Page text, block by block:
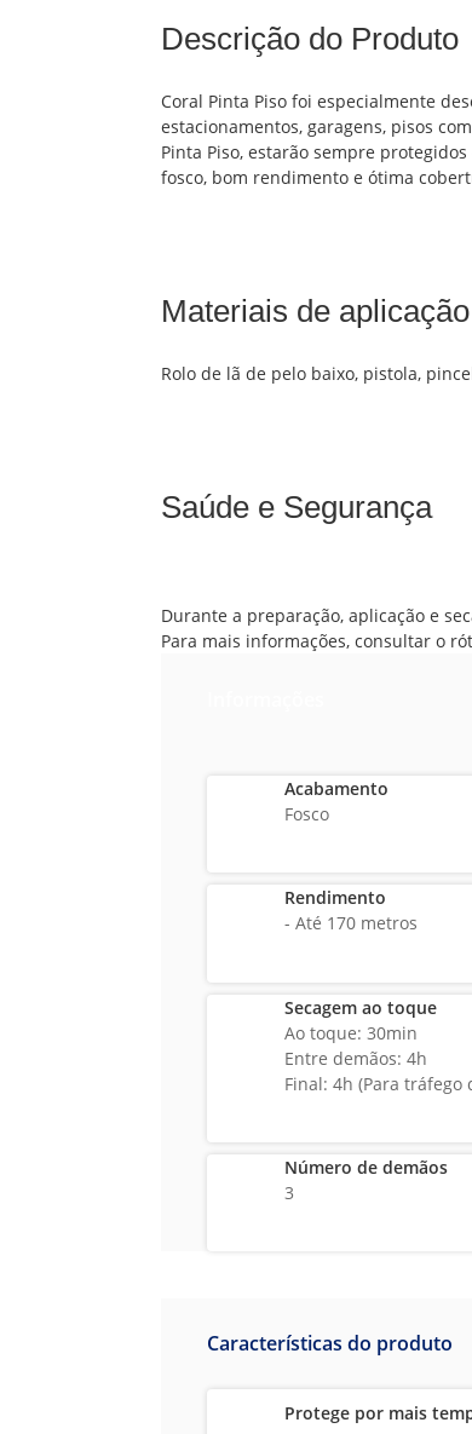
Descrição do Produto
Coral Pinta Piso foi especialmente
estacionamentos, garagens, pisos
Pinta Piso, estarão sempre
fosco, bom rendimento e ótima
Materiais de aplicação
Rolo de lã de pelo baixo, pistola,
Saúde e Segurança
Durante a preparação, aplicação e
Para mais informações, consultar o
Acabamento
Fosco
Rendimento
- Até 170 metros
Secagem ao toque
Ao toque: 30min
Entre demãos: 4h
Final: 4h (Para tráfego
Número de demãos
3
Características do produto
Protege por mais